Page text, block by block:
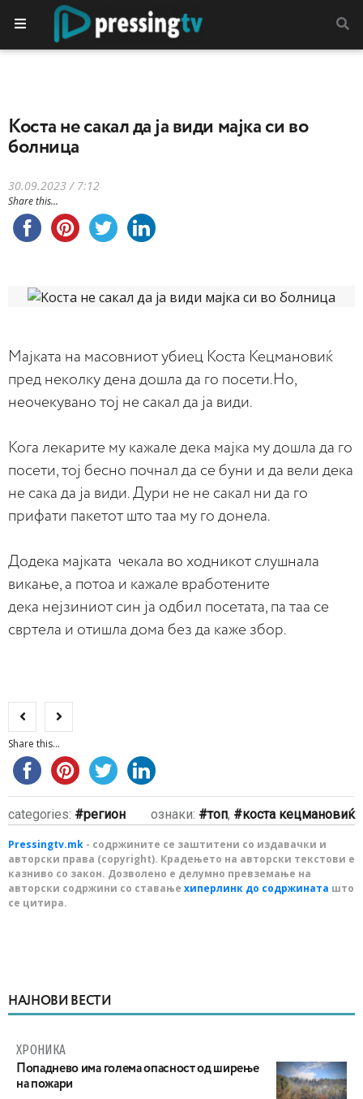
Koста не сакал да ја види мајка си во
болница
30.09.2023 / 7:12
Share this...
Мајката на масовниот убиец Коста Кецмановиќ
пред неколку дена дошла да го посети.Но,
неочекувано тој не сакал да ја види.
Кога лекарите му кажале дека мајка му дошла да го
посети, тој бесно почнал да се буни и да вели дека
не сака да ја види. Дури не не сакал ни да го
прифати пакетот што таа му го донела.
Додека мајката чекала во ходникот слушнала
викање, а потоа и кажале вработените
дека нејзиниот син ја одбил посетата, па таа се
свртела и отишла дома без да каже збор.
Share this...
categories: регион ознаки: топ, коста кецмановиќ
Pressingtv.mk - содржините се заштитени со издавачки и
авторски права (copyright). Крадењето на авторски текстови е
казниво со закон. Дозволено е делумно превземање на
авторски содржини со ставање хиперлинк до содржината што
се цитира.
НАЈНОВИ ВЕСТИ
ХРОНИКА
Попаднево има голема опасност од ширење
на пожари